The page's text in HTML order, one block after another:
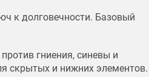
к долговечности. Базовый
гниения, синевы и
скрытых и нижних элементов.